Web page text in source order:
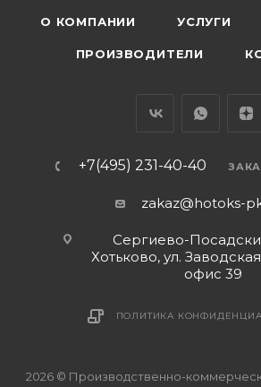
О КОМПАНИИ УСЛУГИ
ПРОИЗВОДИТЕЛИ
+7(495) 231-40-40
zakaz@hotoks-
Сергиево-
Хотьково, ул.
офис 39
ПОЛИТИКА
2026 © Производственно-